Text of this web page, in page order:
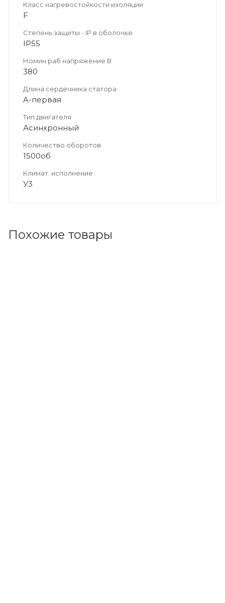
Класс нагревостойкости изоляции
F
Степень защиты - IP в оболочке
IP55
Номин раб напряжение В
380
Длина сердечника статора
A-первая
Тип двигателя
Асинхронный
Количество оборотов
1500об
Климат. исполнение
У3
Похожие товары